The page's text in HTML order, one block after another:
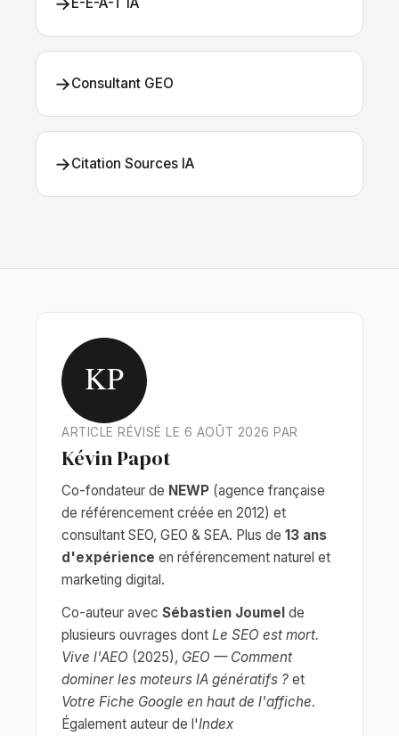
→Consultant GEO
→Citation Sources IA
KP
ARTICLE RÉVISÉ LE 6 AOÛT 2026 PAR
Kévin Papot
Co-fondateur de NEWP (agence française
de référencement créée en 2012) et
consultant SEO, GEO & SEA. Plus de 13 ans
d'expérience en référencement naturel et
marketing digital.
Co-auteur avec Sébastien Joumel de
plusieurs ouvrages dont Le SEO est mort.
Vive l'AEO (2025), GEO — Comment
dominer les moteurs IA génératifs ? et
Votre Fiche Google en haut de l'affiche.
Également auteur de l'Index